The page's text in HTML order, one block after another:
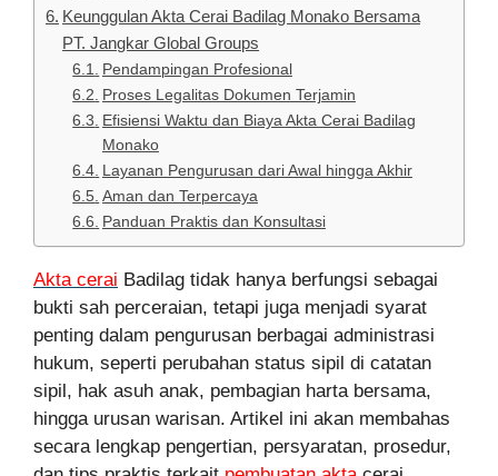
Keunggulan Akta Cerai Badilag Monako Bersama
PT. Jangkar Global Groups
Pendampingan Profesional
Proses Legalitas Dokumen Terjamin
Efisiensi Waktu dan Biaya Akta Cerai Badilag
Monako
Layanan Pengurusan dari Awal hingga Akhir
Aman dan Terpercaya
Panduan Praktis dan Konsultasi
Akta cerai Badilag tidak hanya berfungsi sebagai
bukti sah perceraian, tetapi juga menjadi syarat
penting dalam pengurusan berbagai administrasi
hukum, seperti perubahan status sipil di catatan
sipil, hak asuh anak, pembagian harta bersama,
hingga urusan warisan. Artikel ini akan membahas
secara lengkap pengertian, persyaratan, prosedur,